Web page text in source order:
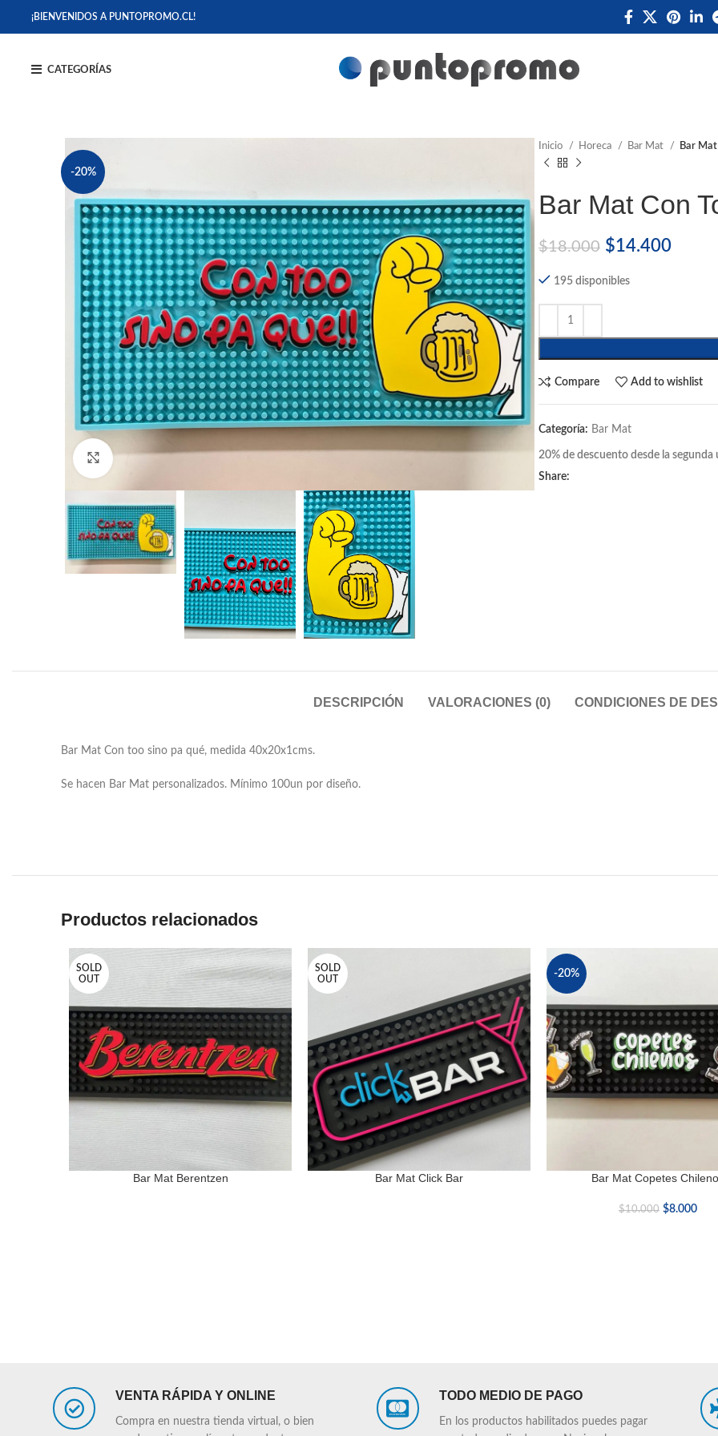
¡BIENVENIDOS A PUNTOPROMO.CL!
CATEGORÍAS
-20%
Inicio Horeca Bar Mat Bar
Bar Mat Con
$18.000 $14.400
195 disponibles
Compare Add to wishlist
Categoría: Bar Mat
20% de descuento desde la segunda
Share:
DESCRIPCIÓN VALORACIONES (0) CONDICIONES DE
Bar Mat Con too sino pa qué, medida 40x20x1cms.
Se hacen Bar Mat personalizados. Mínimo 100un por diseño.
Productos relacionados
SOLD
OUT
Bar Mat Berentzen
SOLD
OUT
Bar Mat Click Bar
-20%
AÑADIR AL CARRITO
Bar Mat Copetes
$10.000 $8.000
VENTA RÁPIDA Y ONLINE
Compra en nuestra tienda virtual, o bien
TODO MEDIO DE PAGO
En los productos habilitados puedes pagar